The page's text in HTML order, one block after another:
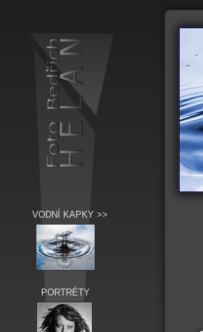
VODNÍ KAPKY >>
PORTRÉTY